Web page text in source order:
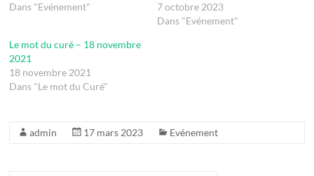
Dans "Evénement"
7 octobre 2023
Dans "Evénement"
Le mot du curé – 18 novembre
2021
18 novembre 2021
Dans "Le mot du Curé"
admin 17 mars 2023 Evénement